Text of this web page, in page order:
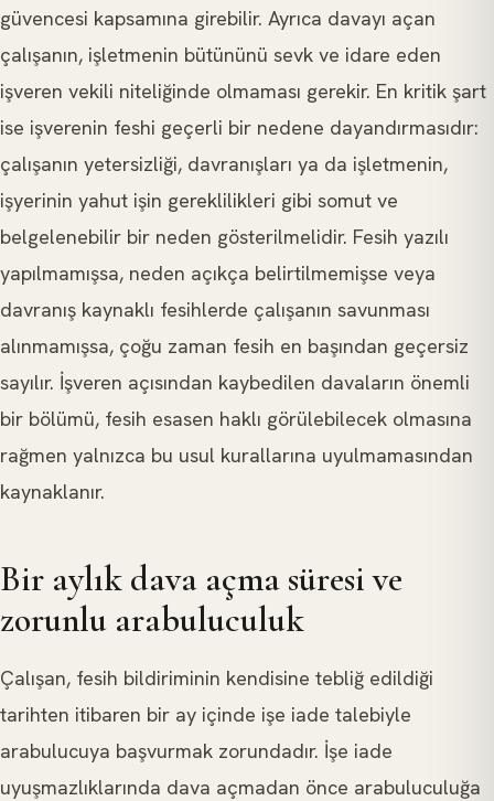
güvencesi kapsamına girebilir. Ayrıca davayı açan
çalışanın, işletmenin bütününü sevk ve idare eden
işveren vekili niteliğinde olmaması gerekir. En kritik şart
ise işverenin feshi geçerli bir nedene dayandırmasıdır:
çalışanın yetersizliği, davranışları ya da işletmenin,
işyerinin yahut işin gereklilikleri gibi somut ve
belgelenebilir bir neden gösterilmelidir. Fesih yazılı
yapılmamışsa, neden açıkça belirtilmemişse veya
davranış kaynaklı fesihlerde çalışanın savunması
alınmamışsa, çoğu zaman fesih en başından geçersiz
sayılır. İşveren açısından kaybedilen davaların önemli
bir bölümü, fesih esasen haklı görülebilecek olmasına
rağmen yalnızca bu usul kurallarına uyulmamasından
kaynaklanır.
Bir aylık dava açma süresi ve
zorunlu arabuluculuk
Çalışan, fesih bildiriminin kendisine tebliğ edildiği
tarihten itibaren bir ay içinde işe iade talebiyle
arabulucuya başvurmak zorundadır. İşe iade
uyuşmazlıklarında dava açmadan önce arabuluculuğa